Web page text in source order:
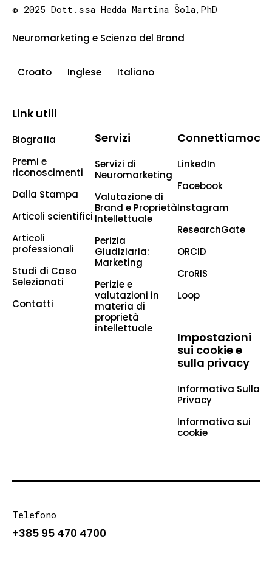
© 2025 Dott.ssa Hedda Martina Šola,PhD
Neuromarketing e Scienza del Brand
Croato Inglese Italiano
Link utili
Biografia
Premi e
riconoscimenti
Dalla Stampa
Articoli scientifici
Articoli
professionali
Studi di Caso
Selezionati
Contatti
Servizi
Servizi di
Neuromarketing
Valutazione di
Brand e Proprietà
Intellettuale
Perizia
Giudiziaria:
Marketing
Perizie e
valutazioni in
materia di
proprietà
intellettuale
Connettiamoci
LinkedIn
Facebook
Instagram
ResearchGate
ORCID
CroRIS
Loop
Impostazioni
sui cookie e
sulla privacy
Informativa Sulla
Privacy
Informativa sui
cookie
Telefono
+385 95 470 4700